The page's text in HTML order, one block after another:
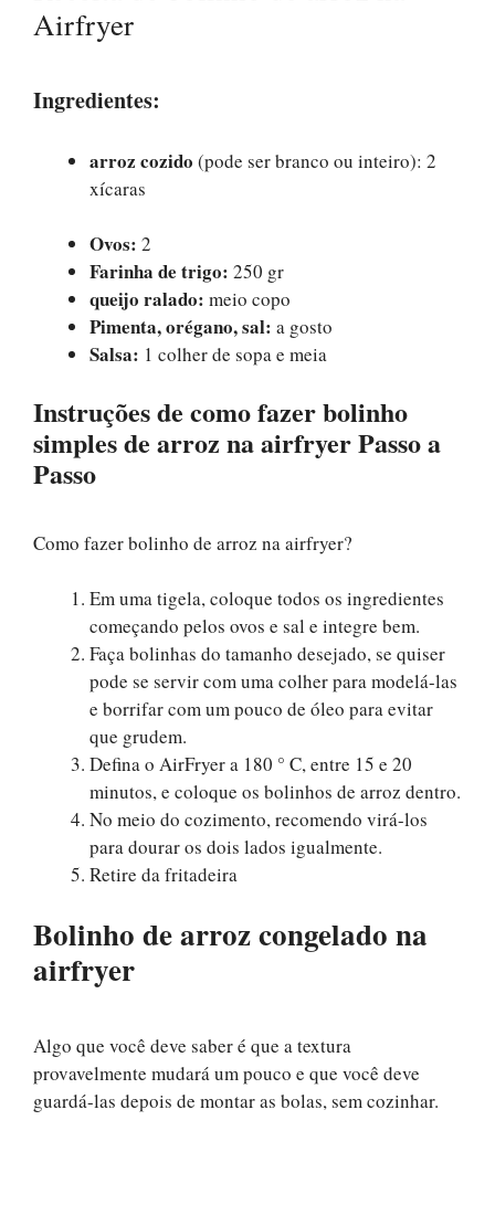
Airfryer
Ingredientes:
arroz cozido (pode ser branco ou inteiro): 2
xícaras
Ovos: 2
Farinha de trigo: 250 gr
queijo ralado: meio copo
Pimenta, orégano, sal: a gosto
Salsa: 1 colher de sopa e meia
Instruções de como fazer bolinho
simples de arroz na airfryer Passo a
Passo
Como fazer bolinho de arroz na airfryer?
Em uma tigela, coloque todos os ingredientes
começando pelos ovos e sal e integre bem.
Faça bolinhas do tamanho desejado, se quiser
pode se servir com uma colher para modelá-las
e borrifar com um pouco de óleo para evitar
que grudem.
Defina o AirFryer a 180 ° C, entre 15 e 20
minutos, e coloque os bolinhos de arroz dentro.
No meio do cozimento, recomendo virá-los
para dourar os dois lados igualmente.
Retire da fritadeira
Bolinho de arroz congelado na
airfryer
Algo que você deve saber é que a textura
provavelmente mudará um pouco e que você deve
guardá-las depois de montar as bolas, sem cozinhar.